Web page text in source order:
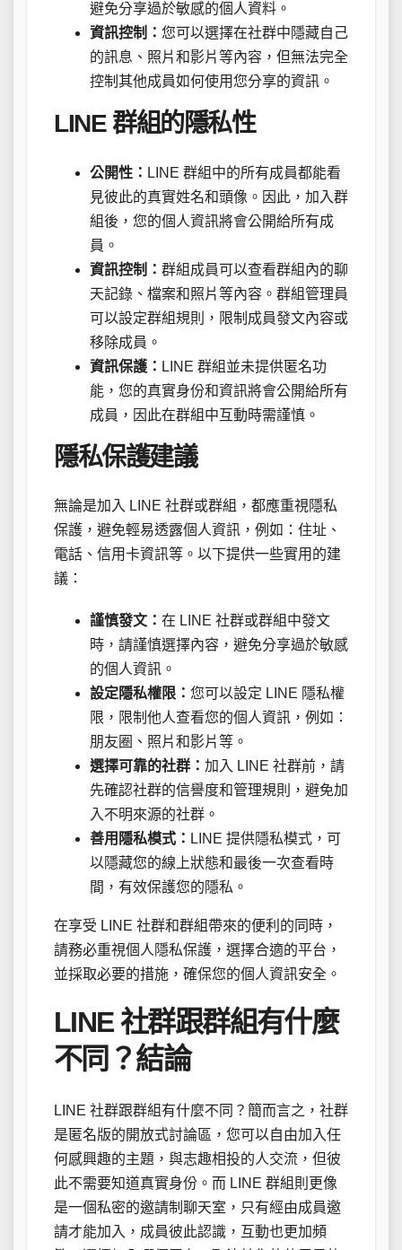
避免分享過於敏感的個人資料。
資訊控制： 您可以選擇在社群中隱藏自己
的訊息、照片和影片等內容，但無法完全
控制其他成員如何使用您分享的資訊。
LINE 群組的隱私性
公開性： LINE 群組中的所有成員都能看
見彼此的真實姓名和頭像。因此，加入群
組後，您的個人資訊將會公開給所有成
員。
資訊控制： 群組成員可以查看群組內的聊
天記錄、檔案和照片等內容。群組管理員
可以設定群組規則，限制成員發文內容或
移除成員。
資訊保護： LINE 群組並未提供匿名功
能，您的真實身份和資訊將會公開給所有
成員，因此在群組中互動時需謹慎。
隱私保護建議
無論是加入 LINE 社群或群組，都應重視隱私
保護，避免輕易透露個人資訊，例如：住址、
電話、信用卡資訊等。以下提供一些實用的建
議：
謹慎發文： 在 LINE 社群或群組中發文
時，請謹慎選擇內容，避免分享過於敏感
的個人資訊。
設定隱私權限： 您可以設定 LINE 隱私權
限，限制他人查看您的個人資訊，例如：
朋友圈、照片和影片等。
選擇可靠的社群： 加入 LINE 社群前，請
先確認社群的信譽度和管理規則，避免加
入不明來源的社群。
善用隱私模式： LINE 提供隱私模式，可
以隱藏您的線上狀態和最後一次查看時
間，有效保護您的隱私。
在享受 LINE 社群和群組帶來的便利的同時，
請務必重視個人隱私保護，選擇合適的平台，
並採取必要的措施，確保您的個人資訊安全。
LINE 社群跟群組有什麼
不同？結論
LINE 社群跟群組有什麼不同？簡而言之，社群
是匿名版的開放式討論區，您可以自由加入任
何感興趣的主題，與志趣相投的人交流，但彼
此不需要知道真實身份。而 LINE 群組則更像
是一個私密的邀請制聊天室，只有經由成員邀
請才能加入，成員彼此認識，互動也更加頻